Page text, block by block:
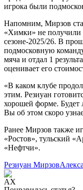
игрока были
Напомним, Мирзов
«Химки» не получили
сезоне-2025/26. В
подмосковную
мяча и отдал 1
оценивает его
«В каком клубе
этим. Резиуан
хорошей форме. Будет
Вы об этом скоро
Ранее Мирзов также
«Ростов», тульский
«Нефтчи».
Резиуан Мирзов